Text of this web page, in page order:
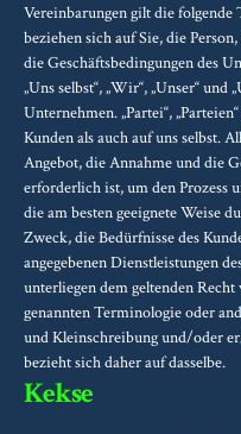
Vereinbarungen gilt die folgende
beziehen sich auf Sie, die
die Geschäftsbedingungen des
„Uns selbst“, „Wir“, „Unser“ und
Unternehmen. „Partei“,
Kunden als auch auf uns selbst.
Angebot, die Annahme und die
erforderlich ist, um den Prozess
die am besten geeignete Weise
Zweck, die Bedürfnisse des
angegebenen Dienstleistungen
unterliegen dem geltenden
genannten Terminologie oder
und Kleinschreibung und/oder
bezieht sich daher auf dasselbe.
Kekse